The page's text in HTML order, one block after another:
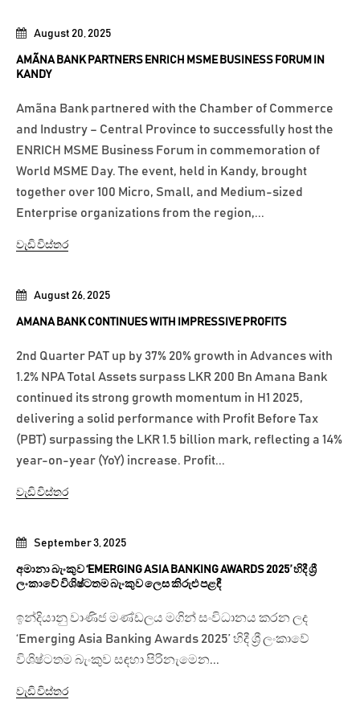
September 3, 2025
අමානා බැංකුව ‘EMERGING ASIA BANKING AWARDS 2025’ හිදී ශ්‍රී
ලංකාවේ විශිෂ්ටතම බැංකුව ලෙස කිරුළු පළඳී
ඉන්දියානු වාණිජ මණ්ඩලය මගින් සංවිධානය කරන ලද
‘Emerging Asia Banking Awards 2025’ හිදී ශ්‍රී ලංකාවේ
විශිෂ්ටතම බැංකුව සඳහා පිරිනැමෙන...
වැඩි විස්තර
August 26, 2025
AMANA BANK CONTINUES WITH IMPRESSIVE PROFITS
2nd Quarter PAT up by 37% 20% growth in Advances with
1.2% NPA Total Assets surpass LKR 200 Bn Amana Bank
continued its strong growth momentum in H1 2025,
delivering a solid performance with Profit Before Tax
(PBT) surpassing the LKR 1.5 billion mark, reflecting a 14%
year-on-year (YoY) increase. Profit...
වැඩි විස්තර
August 20, 2025
AMÃNA BANK PARTNERS ENRICH MSME BUSINESS FORUM IN
KANDY
Amãna Bank partnered with the Chamber of Commerce
and Industry – Central Province to successfully host the
ENRICH MSME Business Forum in commemoration of
World MSME Day. The event, held in Kandy, brought
together over 100 Micro, Small, and Medium-sized
Enterprise organizations from the region,...
වැඩි විස්තර